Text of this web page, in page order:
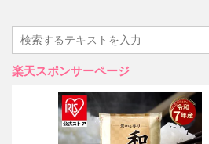
楽天スポンサーページ